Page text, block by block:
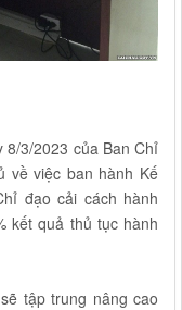
8/3/2023 của Ban Chỉ
về việc ban hành Kế
đạo cải cách hành
kết quả thủ tục hành
tập trung nâng cao